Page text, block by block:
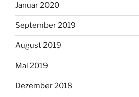
Januar 2020
September 2019
August 2019
Mai 2019
Dezember 2018